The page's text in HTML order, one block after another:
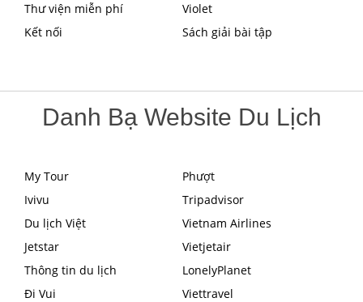
Thư viện miễn phí
Violet
Kết nối
Sách giải bài tập
Danh Bạ Website Du Lịch
My Tour
Phượt
Ivivu
Tripadvisor
Du lịch Việt
Vietnam Airlines
Jetstar
Vietjetair
Thông tin du lịch
LonelyPlanet
Đi Vui
Viettravel